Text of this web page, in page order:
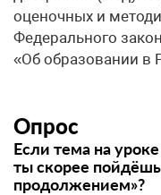
оценочных и
Федерального
«Об образовании в
Опрос
Если тема на
ты скорее
продолжением»?